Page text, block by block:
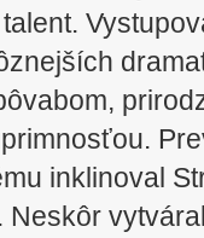
inklinoval